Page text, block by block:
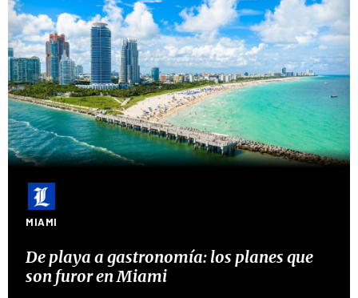
MIAMI
De playa a gastronomía: los planes que
son furor en Miami